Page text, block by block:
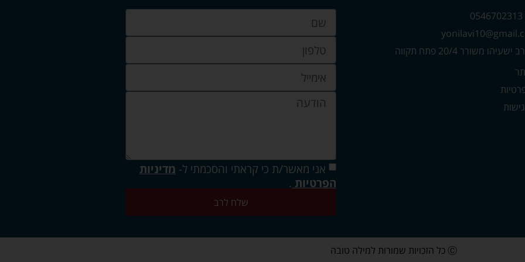
משורר 20/4 פתח תקווה
אני מאשר/ת כי קראתי והסכמתי ל- מדיניות
הפרטיות .
שלח לרב
Ⓒ כל הזכויות שמורות למילה טובה